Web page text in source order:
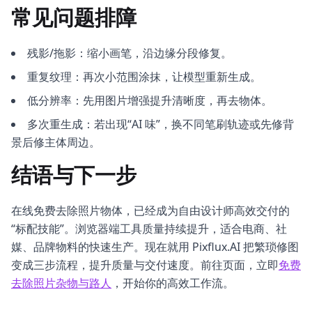
常见问题排障
残影/拖影：缩小画笔，沿边缘分段修复。
重复纹理：再次小范围涂抹，让模型重新生成。
低分辨率：先用图片增强提升清晰度，再去物体。
多次重生成：若出现“AI 味”，换不同笔刷轨迹或先修背
景后修主体周边。
结语与下一步
在线免费去除照片物体，已经成为自由设计师高效交付的
“标配技能”。浏览器端工具质量持续提升，适合电商、社
媒、品牌物料的快速生产。现在就用 Pixflux.AI 把繁琐修图
变成三步流程，提升质量与交付速度。前往页面，立即免费
去除照片杂物与路人 ，开始你的高效工作流。